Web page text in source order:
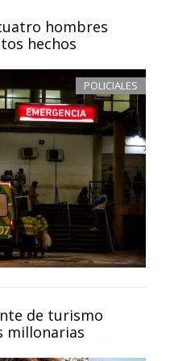
hombres
hechos
POLICIALES
de turismo
millonarias